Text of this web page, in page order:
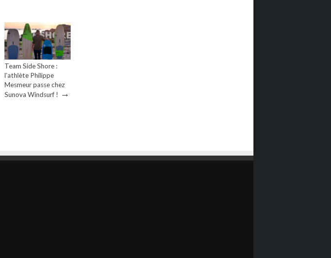
Team Side Shore :
l’athlète Philippe
Mesmeur passe chez
Sunova Windsurf ! →